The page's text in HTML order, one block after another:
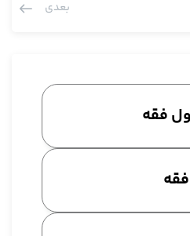
این است، می گوید این را در
درست می کند و إلا حکم قانون
که کشکی حکم نمی کند
مصلحت جامعه را در این می بینم
آن مناط جعل حجیت است، اما وقتی
بعدی
فقه
فقه